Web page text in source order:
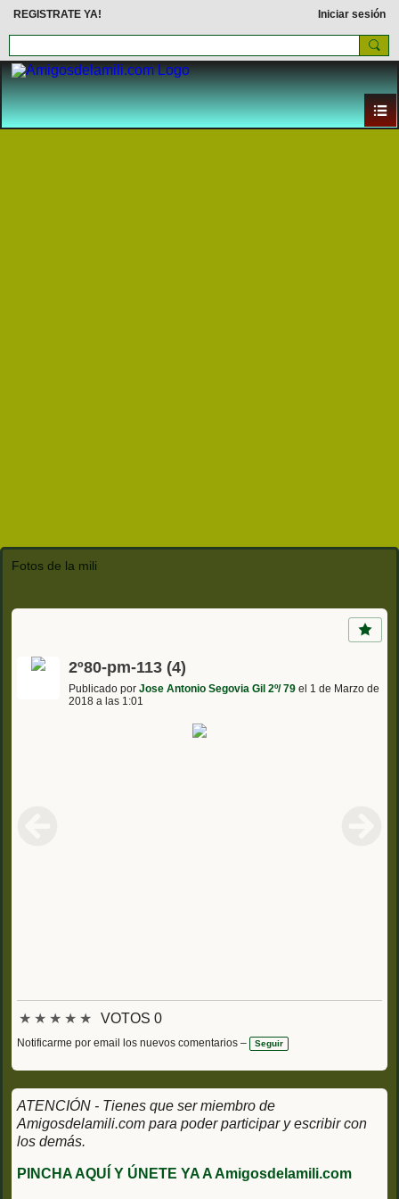
REGISTRATE YA! Iniciar sesión
Fotos de la mili
2º80-pm-113 (4)
Publicado por Jose Antonio Segovia Gil 2º/ 79 el 1 de Marzo de
2018 a las 1:01
★ ★ ★ ★ ★ VOTOS 0
Notificarme por email los nuevos comentarios – Seguir
ATENCIÓN - Tienes que ser miembro de
Amigosdelamili.com para poder participar y escribir con
los demás.
PINCHA AQUÍ Y ÚNETE YA A Amigosdelamili.com